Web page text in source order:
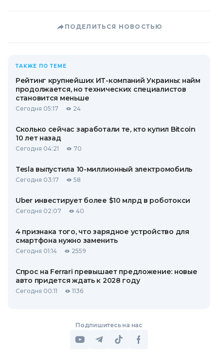
ПОДЕЛИТЬСЯ НОВОСТЬЮ
ТАКЖЕ ПО ТЕМЕ
Рейтинг крупнейших ИТ-компаний Украины: найм
продолжается, но технических специалистов
становится меньше
Сегодня 05:17 24
Сколько сейчас заработали те, кто купил Bitcoin
10 лет назад
Сегодня 04:21 70
Tesla выпустила 10-миллионный электромобиль
Сегодня 03:17 58
Uber инвестирует более $10 млрд в роботокси
Сегодня 02:07 40
4 признака того, что зарядное устройство для
смартфона нужно заменить
Сегодня 01:14 2559
Спрос на Ferrari превышает предложение: новые
авто придется ждать к 2028 году
Сегодня 00:11 1136
Подпишитесь на нас